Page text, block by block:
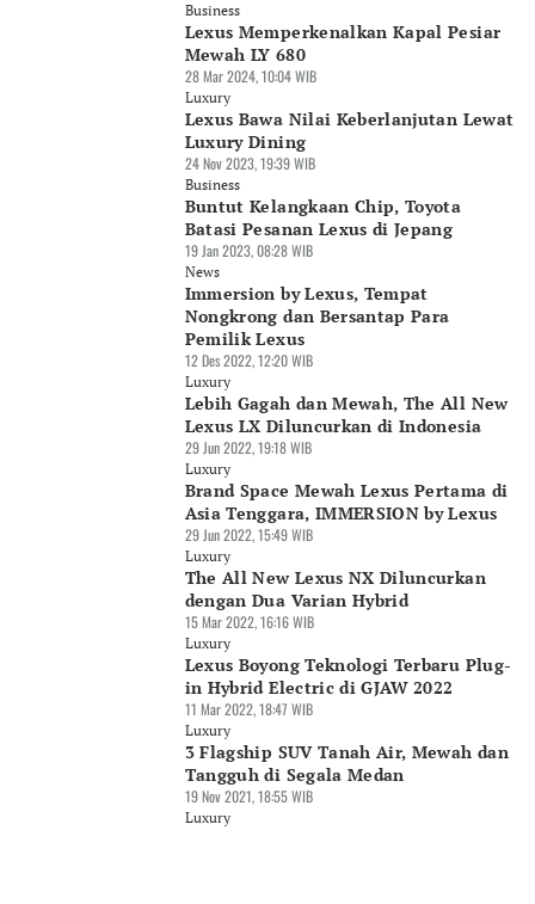
Business
Lexus Memperkenalkan Kapal Pesiar
Mewah LY 680
28 Mar 2024, 10:04 WIB
Luxury
Lexus Bawa Nilai Keberlanjutan Lewat
Luxury Dining
24 Nov 2023, 19:39 WIB
Business
Buntut Kelangkaan Chip, Toyota
Batasi Pesanan Lexus di Jepang
19 Jan 2023, 08:28 WIB
News
Immersion by Lexus, Tempat
Nongkrong dan Bersantap Para
Pemilik Lexus
12 Des 2022, 12:20 WIB
Luxury
Lebih Gagah dan Mewah, The All New
Lexus LX Diluncurkan di Indonesia
29 Jun 2022, 19:18 WIB
Luxury
Brand Space Mewah Lexus Pertama di
Asia Tenggara, IMMERSION by Lexus
29 Jun 2022, 15:49 WIB
Luxury
The All New Lexus NX Diluncurkan
dengan Dua Varian Hybrid
15 Mar 2022, 16:16 WIB
Luxury
Lexus Boyong Teknologi Terbaru Plug-
in Hybrid Electric di GJAW 2022
11 Mar 2022, 18:47 WIB
Luxury
3 Flagship SUV Tanah Air, Mewah dan
Tangguh di Segala Medan
19 Nov 2021, 18:55 WIB
Luxury